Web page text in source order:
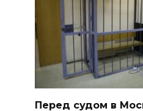
Перед судом в